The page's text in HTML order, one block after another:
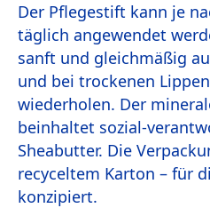
Der Pflegestift kann je
täglich angewendet
sanft und gleichmäßig
und bei trockenen
wiederholen. Der
beinhaltet sozial-
Sheabutter. Die
recyceltem Karton – für
konzipiert.